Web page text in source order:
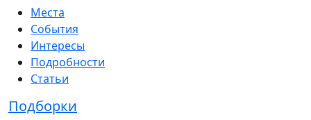
Места
События
Интересы
Подробности
Статьи
Подборки